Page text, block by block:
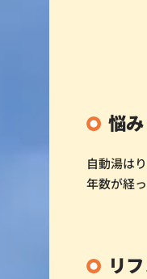
悩
自動湯は
年数が経
リ